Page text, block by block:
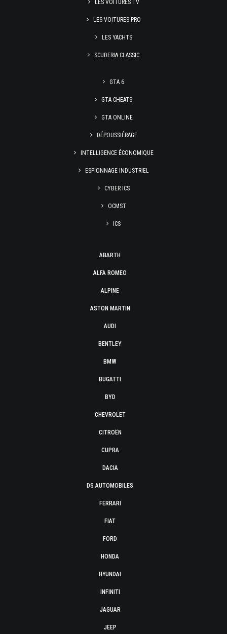
LES VOITURES TV
LES VOITURES PRO
LES YACHTS
SCUDERIA CLASSIC
GTA 6
GTA CHEATS
GTA ONLINE
DÉPOUSSIÉRAGE
INTELLIGENCE ÉCONOMIQUE
ESPIONNAGE INDUSTRIEL
CYBER ICS
OCMST
ICS
ABARTH
ALFA ROMEO
ALPINE
ASTON MARTIN
AUDI
BENTLEY
BMW
BUGATTI
BYD
CHEVROLET
CITROËN
CUPRA
DACIA
DS AUTOMOBILES
FERRARI
FIAT
FORD
HONDA
HYUNDAI
INFINITI
JAGUAR
JEEP